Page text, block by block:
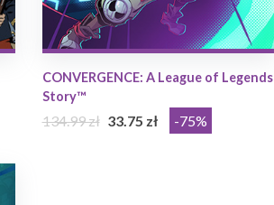
CONVERGENCE: A League of Legends
Story™
134.99 zł 33.75 zł -75%